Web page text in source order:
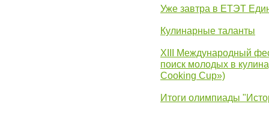
Уже завтра в ЕТЭТ
Кулинарные таланты
XIII Международный
поиск молодых в
Cooking Cup»)
Итоги олимпиады